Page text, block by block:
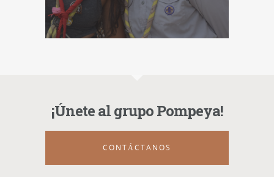
¡Únete al grupo Pompeya!
CONTÁCTANOS